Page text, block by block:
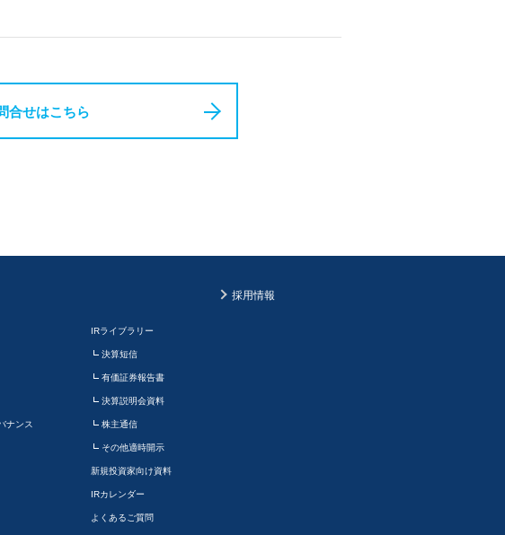
合せはこちら
ナンス
IRライブラリー
決算短信
有価証券報告書
決算説明会資料
株主通信
その他適時開示
新規投資家向け資料
IRカレンダー
よくあるご質問
採用情報